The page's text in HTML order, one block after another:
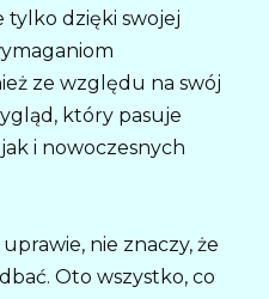
tylko dzięki swojej
ze względu na swój
który pasuje
i nowoczesnych
nie znaczy, że
Oto wszystko, co